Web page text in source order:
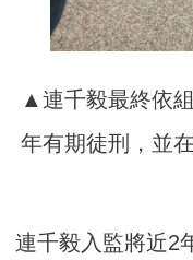
▲連千毅最終依
年有期徒刑，並
連千毅入監將近2